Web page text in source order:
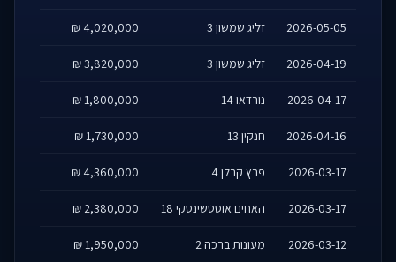
2026-05-05 זליג שמשון 3 4,020,000 ₪
2026-04-19 זליג שמשון 3 3,820,000 ₪
2026-04-17 נורדאו 14 1,800,000 ₪
2026-04-16 חנקין 13 1,730,000 ₪
2026-03-17 פרץ קרלן 4 4,360,000 ₪
2026-03-17 האחים אוסטשינסקי 18 2,380,000 ₪
2026-03-12 מעונות ברכה 2 1,950,000 ₪